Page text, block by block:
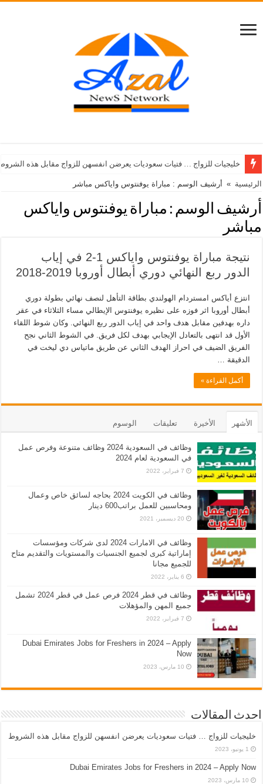
خليجيات للزواج … فتيات سعوديات يعرضن انفسهن للزواج مقابل هذه
الرئيسية » أرشيف الوسم : مباراة يوفنتوس واياكس مباشر
أرشيف الوسم : مباراة يوفنتوس واياكس
مباشر
نتيجة مباراة يوفنتوس واياكس 1-2 في إياب
الدور ربع النهائي دوري أبطال أوروبا 2019-2018
انتزع أياكس امستردام الهولندي بطاقة التأهل لنصف نهائي بطولة دوري
أبطال أوروبا اثر فوزه على نظيره يوفنتوس الإيطالي مساء الثلاثاء في عقر
داره بهدفين مقابل هدف واحد في إياب الدور ربع النهائي. وكان شوط اللقاء
الأول قد انتهى بالتعادل الإيجابي بهدف لكل فريق. في الشوط الثاني نجح
الفريق الضيف في احراز الهدف الثاني عن طريق ماتياس دي ليخت في
الدقيقة …
أكمل القراءة »
الأشهر الأخيرة تعليقات الوسوم
وظائف في السعودية 2024 وظائف متنوعة وفرص عمل
في السعودية لعام 2024
7 فبراير، 2022
وظائف في الكويت 2024 بحاجه لسائق خاص وعمال
ومحاسبين للعمل براتب600 دينار
20 ديسمبر، 2021
وظائف في الامارات 2024 لدى شركات ومؤسسات
إماراتية كبرى لجميع الجنسيات والمستويات والتقديم متاح
للجميع مجانا
6 يناير، 2022
وظائف في قطر 2024 فرص عمل في قطر 2024 تشمل
جميع المهن والمؤهلات
7 فبراير، 2022
Dubai Emirates Jobs for Freshers in 2024 – Apply
Now
10 مارس، 2023
احدث المقالات
خليجيات للزواج … فتيات سعوديات يعرضن انفسهن للزواج مقابل هذه الشروط
1 يونيو، 2023
Dubai Emirates Jobs for Freshers in 2024 – Apply Now
10 مارس، 2023